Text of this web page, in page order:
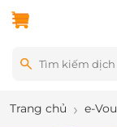
Trang chủ e-